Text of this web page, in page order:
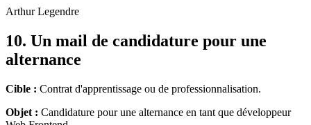
Arthur Legendre
10. Un mail de candidature pour une
alternance
Cible : Contrat d'apprentissage ou de professionnalisation.
Objet : Candidature pour une alternance en tant que développeur